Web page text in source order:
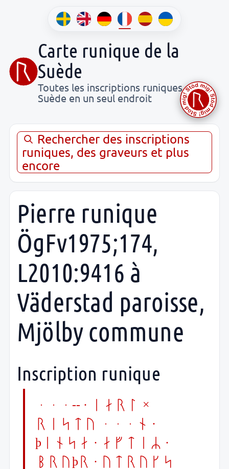
Carte runique de la
Suède
Toutes les inscriptions runiques de
Suède en un seul endroit
Rechercher des inscriptions
runiques, des graveurs et plus
encore
Pierre runique
ÖgFv1975;174,
L2010:9416 à
Väderstad paroisse,
Mjölby commune
Inscription runique
...-- · iarl ×
ristu ...n ·
þinsa · aftiR ·
bruþr · utruks